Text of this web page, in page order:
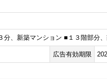
分、新築マンション ■１３階部分
広告有効期限